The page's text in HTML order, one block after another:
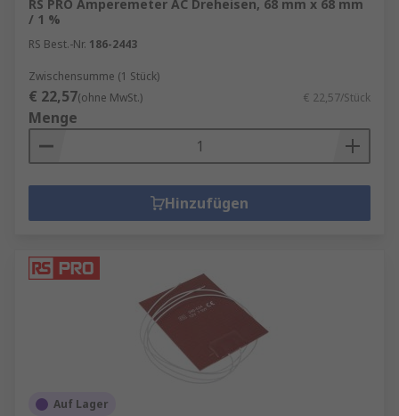
RS PRO Amperemeter AC Dreheisen, 68 mm x 68 mm
/ 1 %
RS Best.-Nr. 186-2443
Zwischensumme (1 Stück)
€ 22,57(ohne MwSt.) € 22,57/Stück
Menge
Hinzufügen
Auf Lager